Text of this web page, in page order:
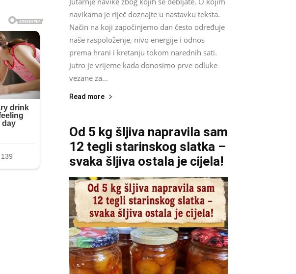
navikama je riječ doznajte u nastavku teksta.
Način na koji započinjemo dan često određuje
naše raspoloženje, nivo energije i odnos
prema hrani i kretanju tokom narednih sati.
Jutro je vrijeme kada donosimo prve odluke
vezane za...
Read more
Od 5 kg šljiva napravila sam
12 tegli starinskog slatka –
svaka šljiva ostala je cijela!